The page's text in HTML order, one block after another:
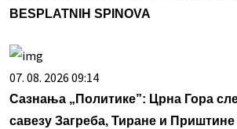
BESPLATNIH SPINOVA
07. 08. 2026 09:14
Сазнања „Политике”: Црна Гора
савезу Загреба, Тиране и Приштине